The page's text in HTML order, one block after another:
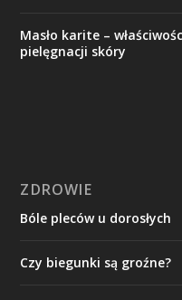
Masło karite –
pielęgnacji skóry
ZDROWIE
Bóle pleców u dorosłych
Czy biegunki są groźne?